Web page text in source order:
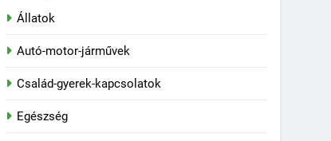
Állatok
Autó-motor-járművek
Család-gyerek-kapcsolatok
Egészség